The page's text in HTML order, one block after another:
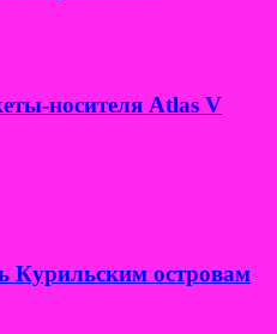
носителя Atlas V
Курильским островам